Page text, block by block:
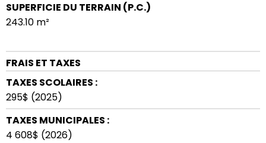
SUPERFICIE DU TERRAIN (P.C.)
243.10 m²
FRAIS ET TAXES
TAXES SCOLAIRES :
295$ (2025)
TAXES MUNICIPALES :
4 608$ (2026)